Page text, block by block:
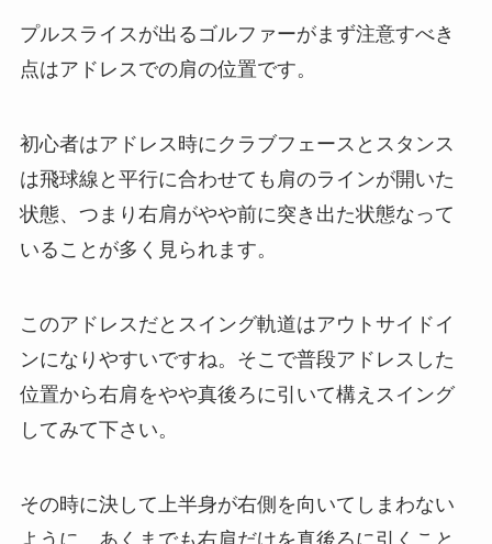
プルスライスが出るゴルファーがまず注意すべき
点はアドレスでの肩の位置です。
初心者はアドレス時にクラブフェースとスタンス
は飛球線と平行に合わせても肩のラインが開いた
状態、つまり右肩がやや前に突き出た状態なって
いることが多く見られます。
このアドレスだとスイング軌道はアウトサイドイ
ンになりやすいですね。そこで普段アドレスした
位置から右肩をやや真後ろに引いて構えスイング
してみて下さい。
その時に決して上半身が右側を向いてしまわない
ように、あくまでも右肩だけを真後ろに引くこと